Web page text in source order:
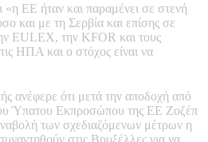
«η ΕΕ ήταν και παραμένει σε στενή
και με τη Σερβία και επίσης σε
EULEX, την KFOR και τους
τις ΗΠΑ και ο στόχος είναι να
ανέφερε ότι μετά την αποδοχή από
Ύπατου Εκπροσώπου της ΕΕ Ζοζέπ
των σχεδιαζόμενων μέτρων η
στις Βρυξέλλες για να